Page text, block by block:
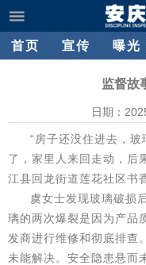
首页 宣传 曝光
监督故
日期：
“房子还没住进去，玻
了，家里人来回走动，后
江县回龙街道莲花社区书
虞女士发现玻璃破损
璃的两次爆裂是因为产品
发商进行维修和彻底排查
未能解决。安全隐患悬而